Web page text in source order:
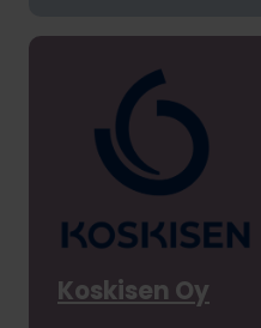
Koskisen Oy